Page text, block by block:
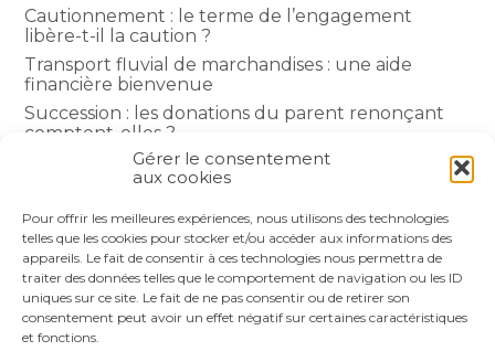
Gérer le consentement
aux cookies
Pour offrir les meilleures expériences, nous utilisons des technologies
telles que les cookies pour stocker et/ou accéder aux informations des
appareils. Le fait de consentir à ces technologies nous permettra de
traiter des données telles que le comportement de navigation ou les ID
uniques sur ce site. Le fait de ne pas consentir ou de retirer son
consentement peut avoir un effet négatif sur certaines caractéristiques
et fonctions.
Cautionnement : le terme de l’engagement
libère-t-il la caution ?
Transport fluvial de marchandises : une aide
financière bienvenue
Succession : les donations du parent renonçant
comptent-elles ?
Encadrement des loyers : une année de plus
COMMENTAIRES RÉCENTS